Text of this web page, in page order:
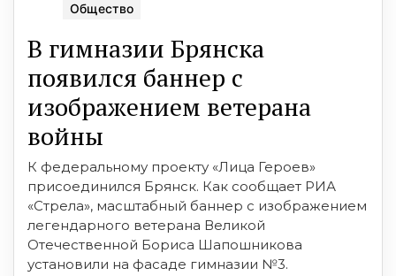
Общество
В гимназии Брянска
появился баннер с
изображением ветерана
войны
К федеральному проекту «Лица Героев»
присоединился Брянск. Как сообщает РИА
«Стрела», масштабный баннер с изображением
легендарного ветерана Великой
Отечественной Бориса Шапошникова
установили на фасаде гимназии №3.